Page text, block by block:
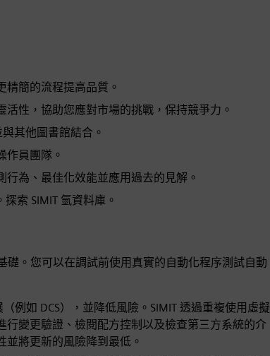
簡的流程提高品質。
性，協助您應對市場的挑戰，保持競爭力。
其他圖書館結合。
作員團隊。
為、最佳化效能並應用過去的見解。
索 SIMIT 氫資料庫。
礎。您可以在調試前使用真實的自動化程序測試自動
例如 DCS），並降低風險。SIMIT 透過重複使用虛擬
變更驗證、檢閱配方控制以及檢查第三方系統的介
將更新的風險降到最低。